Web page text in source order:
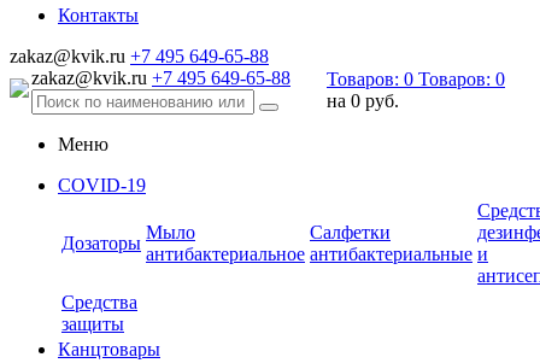
Контакты
zakaz@kvik.ru +7 495 649-65-88
zakaz@kvik.ru +7 495 649-65-88 Товаров: 0 Товаров: 0
на 0 руб.
Меню
COVID-19
Дозаторы
Мыло
антибактериальное
Салфетки
антибактериальные и
Средства
защиты
Канцтовары